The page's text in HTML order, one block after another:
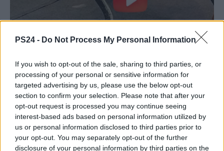
PS24 - Do Not Process My Personal Information
If you wish to opt-out of the sale, sharing to third parties, or
processing of your personal or sensitive information for
targeted advertising by us, please use the below opt-out
section to confirm your selection. Please note that after your
opt-out request is processed you may continue seeing
interest-based ads based on personal information utilized by
us or personal information disclosed to third parties prior to
your opt-out. You may separately opt-out of the further
disclosure of your personal information by third parties on the